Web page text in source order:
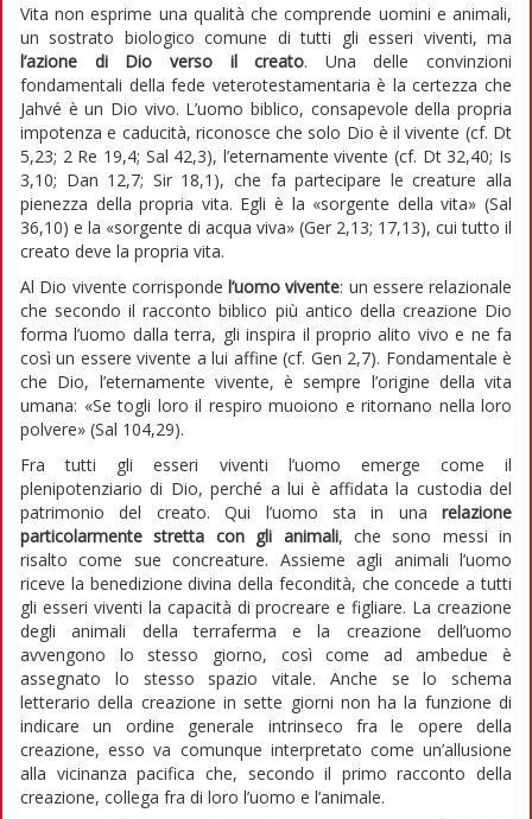
Vita non esprime una qualità che comprende uomini e animali,
un sostrato biologico comune di tutti gli esseri viventi, ma
l’azione di Dio verso il creato. Una delle convinzioni
fondamentali della fede veterotestamentaria è la certezza che
Jahvé è un Dio vivo. L’uomo biblico, consapevole della propria
impotenza e caducità, riconosce che solo Dio è il vivente (cf. Dt
5,23; 2 Re 19,4; Sal 42,3), l’eternamente vivente (cf. Dt 32,40; Is
3,10; Dan 12,7; Sir 18,1), che fa partecipare le creature alla
pienezza della propria vita. Egli è la «sorgente della vita» (Sal
36,10) e la «sorgente di acqua viva» (Ger 2,13; 17,13), cui tutto il
creato deve la propria vita.
Al Dio vivente corrisponde l’uomo vivente: un essere relazionale
che secondo il racconto biblico più antico della creazione Dio
forma l’uomo dalla terra, gli inspira il proprio alito vivo e ne fa
così un essere vivente a lui affine (cf. Gen 2,7). Fondamentale è
che Dio, l’eternamente vivente, è sempre l’origine della vita
umana: «Se togli loro il respiro muoiono e ritornano nella loro
polvere» (Sal 104,29).
Fra tutti gli esseri viventi l’uomo emerge come il
plenipotenziario di Dio, perché a lui è affidata la custodia del
patrimonio del creato. Qui l’uomo sta in una relazione
particolarmente stretta con gli animali, che sono messi in
risalto come sue concreature. Assieme agli animali l’uomo
riceve la benedizione divina della fecondità, che concede a tutti
gli esseri viventi la capacità di procreare e figliare. La creazione
degli animali della terraferma e la creazione dell’uomo
avvengono lo stesso giorno, così come ad ambedue è
assegnato lo stesso spazio vitale. Anche se lo schema
letterario della creazione in sette giorni non ha la funzione di
indicare un ordine generale intrinseco fra le opere della
creazione, esso va comunque interpretato come un’allusione
alla vicinanza pacifica che, secondo il primo racconto della
creazione, collega fra di loro l’uomo e l’animale.